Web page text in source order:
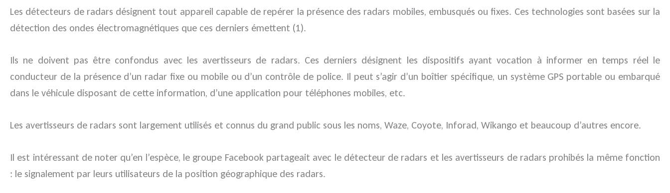
Les détecteurs de radars désignent tout appareil capable de repérer la présence des radars mobiles, embusqués ou fixes. Ces technologies sont basées sur la
détection des ondes électromagnétiques que ces derniers émettent (1).
Ils ne doivent pas être confondus avec les avertisseurs de radars. Ces derniers désignent les dispositifs ayant vocation à informer en temps réel le
conducteur de la présence d’un radar fixe ou mobile ou d’un contrôle de police. Il peut s’agir d’un boîtier spécifique, un système GPS portable ou embarqué
dans le véhicule disposant de cette information, d’une application pour téléphones mobiles, etc.
Les avertisseurs de radars sont largement utilisés et connus du grand public sous les noms, Waze, Coyote, Inforad, Wikango et beaucoup d’autres encore.
Il est intéressant de noter qu’en l’espèce, le groupe Facebook partageait avec le détecteur de radars et les avertisseurs de radars prohibés la même fonction
: le signalement par leurs utilisateurs de la position géographique des radars.